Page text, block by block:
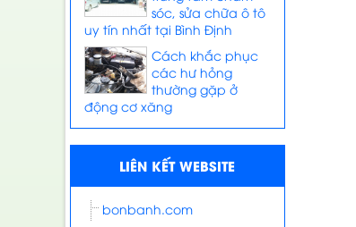
sóc, sửa chữa ô tô
uy tín nhất tại Bình Định
Cách khắc phục
các hư hỏng
thường gặp ở
động cơ xăng
LIÊN KẾT WEBSITE
bonbanh.com